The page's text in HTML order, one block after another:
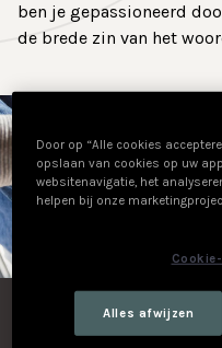
Contact
ben je gepassioneerd
de brede zin van het
Opleidingen
Door op “Alle cookies
opslaan van cookies op uw
websitenavigatie, het
helpen bij onze
Alles afwijzen